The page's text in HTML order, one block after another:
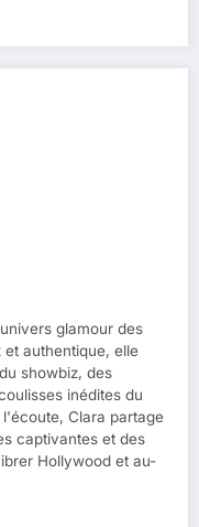
glamour des
authentique, elle
showbiz, des
inédites du
Clara partage
captivantes et des
Hollywood et au-